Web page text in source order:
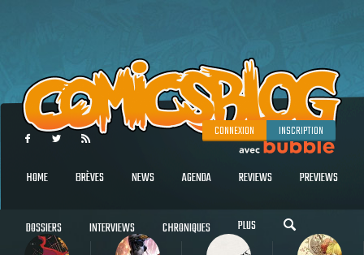
CONNEXION INSCRIPTION
HOME BRÈVES NEWS AGENDA REVIEWS PREVIEWS
DOSSIERS INTERVIEWS CHRONIQUES PLUS